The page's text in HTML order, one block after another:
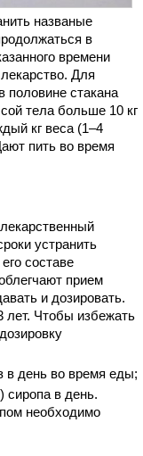
названые
в
времени
Для
половине стакана
тела больше 10 кг
кг веса (1–4
пить во время
устранить
составе
прием
и дозировать.
лет. Чтобы избежать
в день во время еды;
сиропа в день.
необходимо